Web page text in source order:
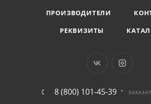
ПРОИЗВОДИТЕЛИ
РЕКВИЗИТЫ
8 (800) 101-45-39